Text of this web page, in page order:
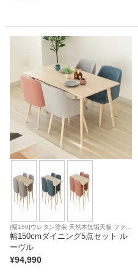
[幅150]ウレタン塗装 天然木無垢天板 ファブ
リック座面
幅150cmダイニング5点セット ル
ーヴル
¥94,990